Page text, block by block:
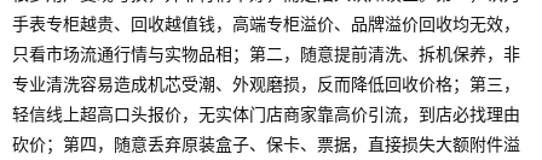
手表专柜越贵、回收越值钱，高端专柜溢价、品牌溢价回收均无效，
只看市场流通行情与实物品相；第二，随意提前清洗、拆机保养，非
专业清洗容易造成机芯受潮、外观磨损，反而降低回收价格；第三，
轻信线上超高口头报价，无实体门店商家靠高价引流，到店必找理由
砍价；第四，随意丢弃原装盒子、保卡、票据，直接损失大额附件溢